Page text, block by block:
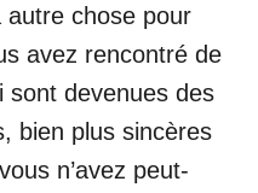
chose pour
avez rencontré de
sont devenues des
bien plus sincères
n’avez peut-